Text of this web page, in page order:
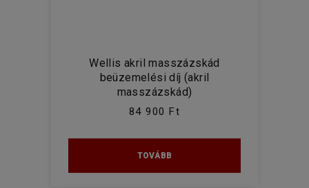
Wellis akril masszázskád
beüzemelési díj (akril
masszázskád)
84 900 Ft
TOVÁBB